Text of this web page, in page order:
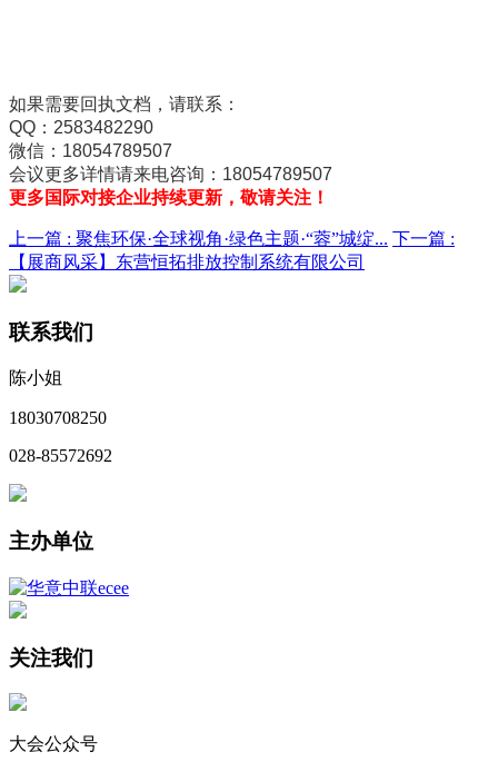
如果需要回执文档，请联系：
QQ：2583482290
微信：18054789507
会议更多详情请来电咨询：18054789507
更多国际对接企业持续更新，敬请关注！
上一篇 : 聚焦环保·全球视角·绿色主题·“蓉”城绽... 下一篇 :
【展商风采】东营恒拓排放控制系统有限公司
联系我们
陈小姐
18030708250
028-85572692
主办单位
关注我们
大会公众号